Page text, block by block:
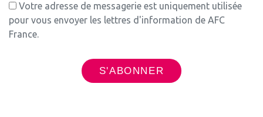
Votre adresse de messagerie est uniquement utilisée
pour vous envoyer les lettres d'information de AFC
France.